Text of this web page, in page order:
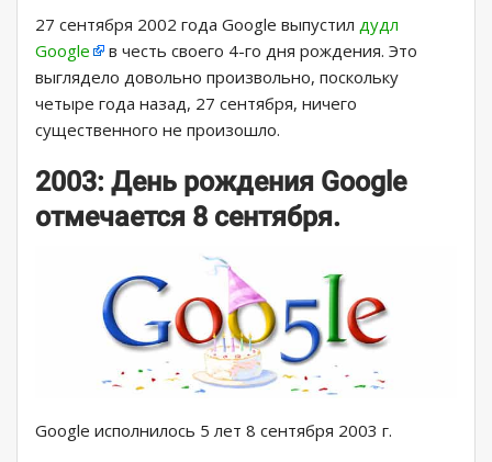
27 сентября 2002 года Google выпустил дудл
Google
в честь своего 4-го дня рождения. Это
выглядело довольно произвольно, поскольку
четыре года назад, 27 сентября, ничего
существенного не произошло.
2003: День рождения Google
отмечается 8 сентября.
Google исполнилось 5 лет 8 сентября 2003 г.